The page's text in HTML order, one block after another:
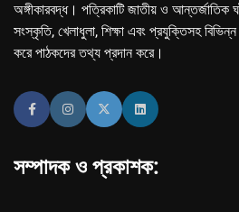
অঙ্গীকারবদ্ধ। পত্রিকাটি জাতীয় ও আন্তর্জাতিক
সংস্কৃতি, খেলাধুলা, শিক্ষা এবং প্রযুক্তিসহ
করে পাঠকদের তথ্য প্রদান করে।
সম্পাদক ও প্রকাশক: